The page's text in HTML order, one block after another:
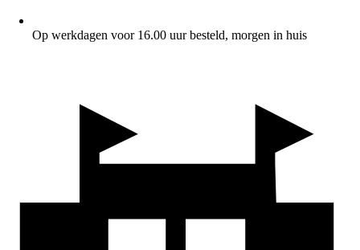
Op werkdagen voor 16.00 uur besteld, morgen in huis